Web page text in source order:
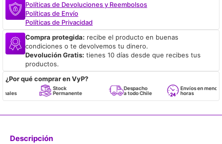
Políticas de Devoluciones y Reembolsos
Políticas de Envío
Políticas de Privacidad
Compra protegida: recibe el producto en buenas
condiciones o te devolvemos tu dinero.
Devolución Gratis: tienes 10 días desde que recibes tus
productos.
¿Por qué comprar en VyP?
Stock
Permanente
Despacho
a todo Chile
Envíos en menos de 24
horas
Descripción